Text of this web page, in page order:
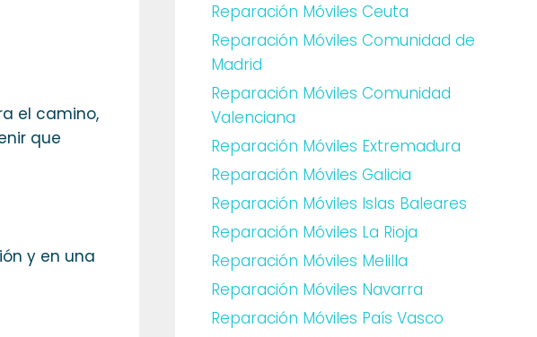
el camino,
que
y en una
Reparación Móviles Ceuta
Reparación Móviles Comunidad de
Madrid
Reparación Móviles Comunidad
Valenciana
Reparación Móviles Extremadura
Reparación Móviles Galicia
Reparación Móviles Islas Baleares
Reparación Móviles La Rioja
Reparación Móviles Melilla
Reparación Móviles Navarra
Reparación Móviles País Vasco